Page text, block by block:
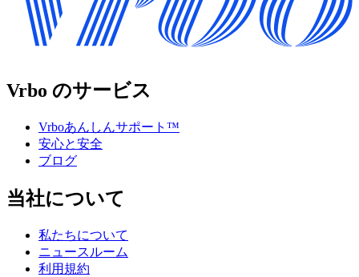
Vrbo のサービス
Vrboあんしんサポート™
安心と安全
ブログ
当社について
私たちについて
ニュースルーム
利用規約